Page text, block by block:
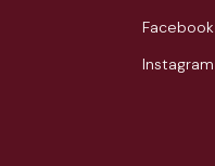
Facebook
Instagram